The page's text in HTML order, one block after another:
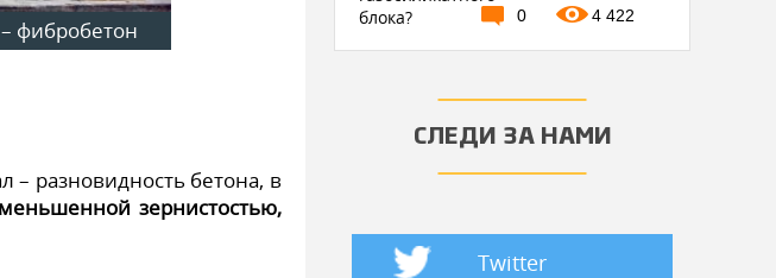
фибробетон
– разновидность бетона, в
зернистостью,
0 4 422
СЛЕДИ ЗА НАМИ
Twitter